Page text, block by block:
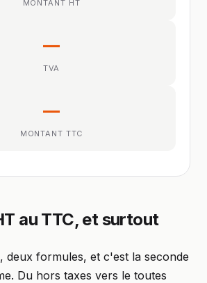
MONTANT HT
—
TVA
—
MONTANT TTC
au TTC, et surtout
deux formules, et c'est la seconde
Du hors taxes vers le toutes